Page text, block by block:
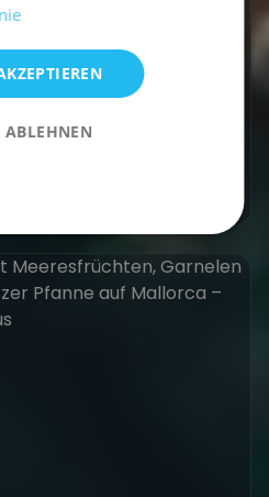
seine malerischen
Kultur, hat eine tiefe
die vom Wasser aus
ABLEHNEN